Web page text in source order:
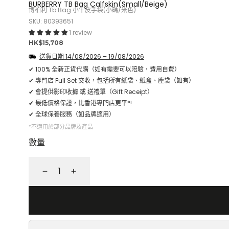
BURBERRY TB Bag Calfskin(Small/Beige)
博柏利 Tb Bag 小牛皮手袋(小碼/米色)
SKU: 80393651
1 review
正
價
格
HK$15,708
送貨日期 14/08/2026 –19/08/2026
✔ 100% 全新正貨代購（如有需要可以陪驗，費用自費）
✔ 專門店 Full Set 交收，包括所有紙袋、紙盒、塵袋（如有）
✔ 會提供影印收據 或 送禮單（Gift Receipt）
✔ 最低價格保證，比香港專門店更平*!
✔ 全球保養服務（如品牌適用）
*不適用於部分品牌及產品
數量
少
增
加